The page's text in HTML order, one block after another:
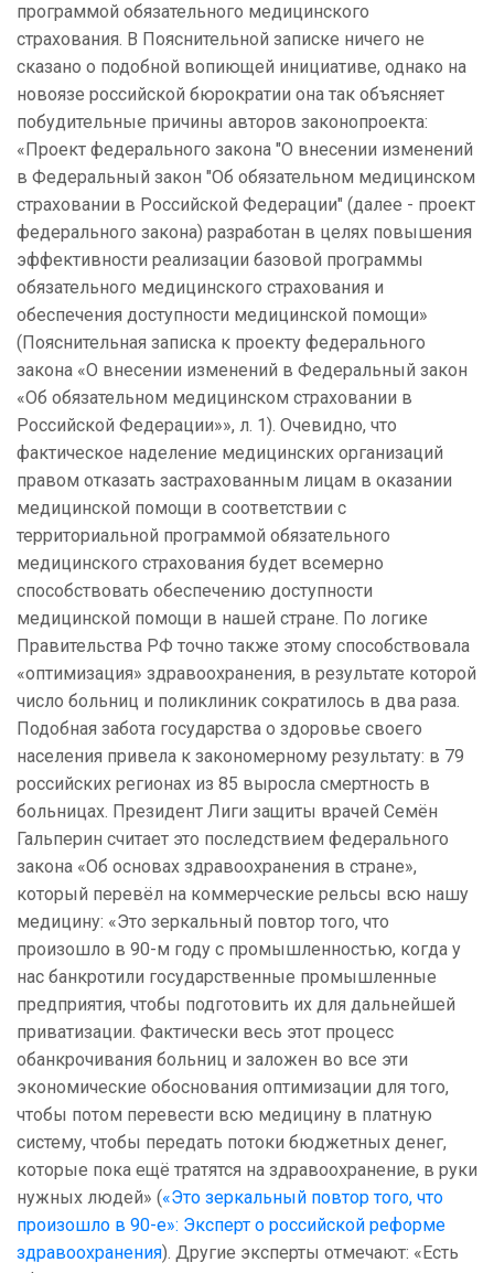
программой обязательного медицинского
страхования. В Пояснительной записке ничего не
сказано о подобной вопиющей инициативе, однако на
новоязе российской бюрократии она так объясняет
побудительные причины авторов законопроекта:
«Проект федерального закона "О внесении изменений
в Федеральный закон "Об обязательном медицинском
страховании в Российской Федерации" (далее - проект
федерального закона) разработан в целях повышения
эффективности реализации базовой программы
обязательного медицинского страхования и
обеспечения доступности медицинской помощи»
(Пояснительная записка к проекту федерального
закона «О внесении изменений в Федеральный закон
«Об обязательном медицинском страховании в
Российской Федерации»», л. 1). Очевидно, что
фактическое наделение медицинских организаций
правом отказать застрахованным лицам в оказании
медицинской помощи в соответствии с
территориальной программой обязательного
медицинского страхования будет всемерно
способствовать обеспечению доступности
медицинской помощи в нашей стране. По логике
Правительства РФ точно также этому способствовала
«оптимизация» здравоохранения, в результате которой
число больниц и поликлиник сократилось в два раза.
Подобная забота государства о здоровье своего
населения привела к закономерному результату: в 79
российских регионах из 85 выросла смертность в
больницах. Президент Лиги защиты врачей Семён
Гальперин считает это последствием федерального
закона «Об основах здравоохранения в стране»,
который перевёл на коммерческие рельсы всю нашу
медицину: «Это зеркальный повтор того, что
произошло в 90-м году с промышленностью, когда у
нас банкротили государственные промышленные
предприятия, чтобы подготовить их для дальнейшей
приватизации. Фактически весь этот процесс
обанкрочивания больниц и заложен во все эти
экономические обоснования оптимизации для того,
чтобы потом перевести всю медицину в платную
систему, чтобы передать потоки бюджетных денег,
которые пока ещё тратятся на здравоохранение, в руки
нужных людей» («Это зеркальный повтор того, что
произошло в 90-е»: Эксперт о российской реформе
здравоохранения). Другие эксперты отмечают: «Есть